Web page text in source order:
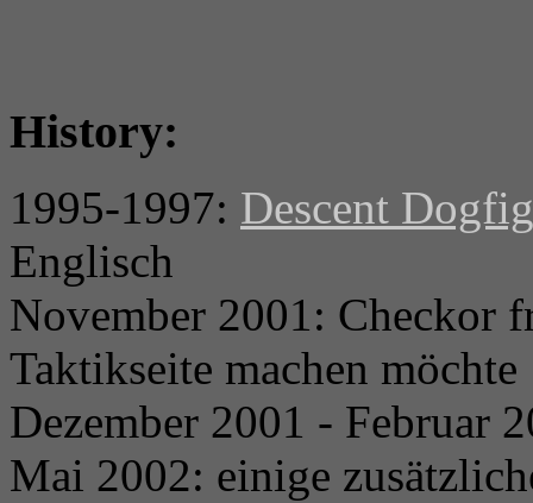
History:
1995-1997: Descent
Englisch
November 2001: Checkor
Taktikseite machen möchte
Dezember 2001 - Februar
Mai 2002: einige